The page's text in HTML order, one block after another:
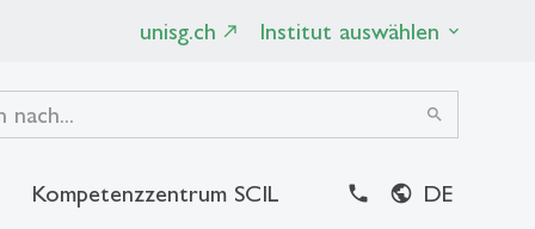
unisg.ch Institut auswählen
search
Kompetenzzentrum SCIL DE